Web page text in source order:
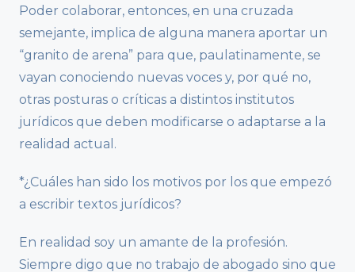
Poder colaborar, entonces, en una cruzada
semejante, implica de alguna manera aportar un
“granito de arena” para que, paulatinamente, se
vayan conociendo nuevas voces y, por qué no,
otras posturas o críticas a distintos institutos
jurídicos que deben modificarse o adaptarse a la
realidad actual.
*¿Cuáles han sido los motivos por los que empezó
a escribir textos jurídicos?
En realidad soy un amante de la profesión.
Siempre digo que no trabajo de abogado sino que